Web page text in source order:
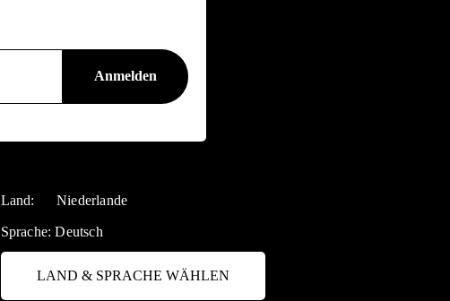
Land: Niederlande
Sprache:Deutsch
LAND & SPRACHE WÄHLEN